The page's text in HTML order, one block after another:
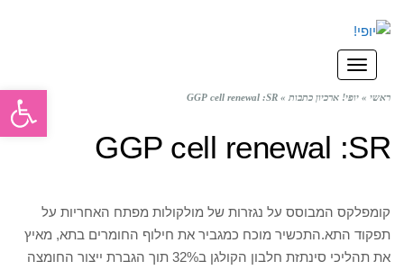
תפריט
ראשי » יופי! ארכיון כתבות »
GGP cell renewal :SR
GGP cell renewal :SR
קומפלקס המבוסס על נגזרות של מולקולות מפתח האחריות על
תפקוד התא.התכשיר מוכח כמגביר את חילוף החומרים בתא, מאיץ
את תהליכי סינתזת חלבון הקולגן ב32% תוך הגברת ייצור החומצה
פתח